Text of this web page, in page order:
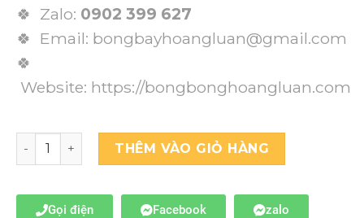
🍀 Zalo: 0902 399 627
🍀 Email: bongbayhoangluan@gmail.com
🍀
Website: https://bongbonghoangluan.com
THÊM VÀO GIỎ HÀNG
Gọi điện Facebook zalo